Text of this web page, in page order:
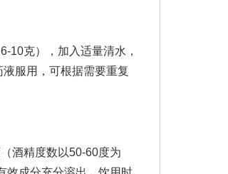
克），加入适量清水，
服用，可根据需要重复
酒精度数以50-60度为